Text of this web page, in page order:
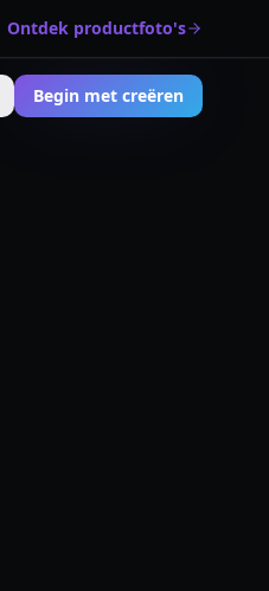
Ontdek productfoto's
Begin met creëren